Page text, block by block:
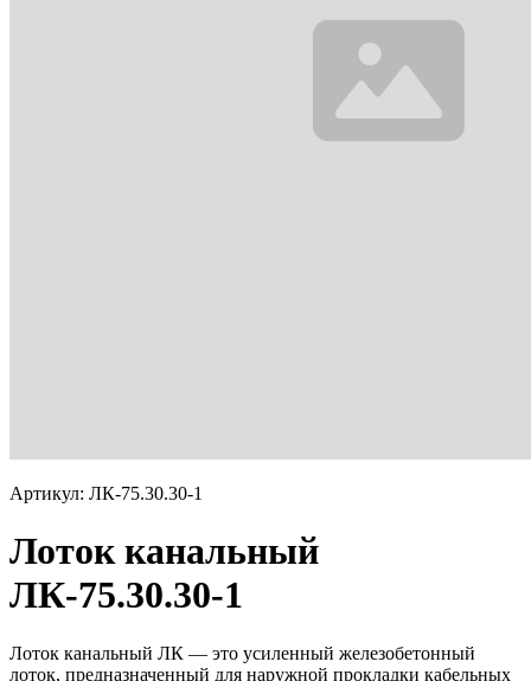
Артикул: ЛК-75.30.30-1
Лоток канальный
ЛК-75.30.30-1
Лоток канальный ЛК — это усиленный железобетонный
лоток, предназначенный для наружной прокладки кабельных